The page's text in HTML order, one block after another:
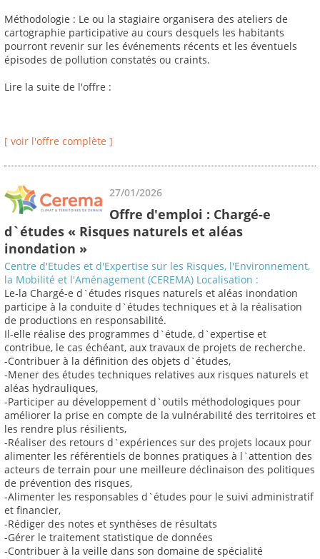
Méthodologie : Le ou la stagiaire organisera des ateliers de
cartographie participative au cours desquels les habitants
pourront revenir sur les événements récents et les éventuels
épisodes de pollution constatés ou craints.
Lire la suite de l'offre :
[ voir l'offre complète ]
27/01/2026
Offre d'emploi : Chargé-e
d`études « Risques naturels et aléas
inondation »
Centre d'Etudes et d'Expertise sur les Risques, l'Environnement,
la Mobilité et l'Aménagement (CEREMA) Localisation :
Le-la Chargé-e d`études risques naturels et aléas inondation
participe à la conduite d`études techniques et à la réalisation
de productions en responsabilité.
Il-elle réalise des programmes d`étude, d`expertise et
contribue, le cas échéant, aux travaux de projets de recherche.
-Contribuer à la définition des objets d`études,
-Mener des études techniques relatives aux risques naturels et
aléas hydrauliques,
-Participer au développement d`outils méthodologiques pour
améliorer la prise en compte de la vulnérabilité des territoires et
les rendre plus résilients,
-Réaliser des retours d`expériences sur des projets locaux pour
alimenter les référentiels de bonnes pratiques à l`attention des
acteurs de terrain pour une meilleure déclinaison des politiques
de prévention des risques,
-Alimenter les responsables d`études pour le suivi administratif
et financier,
-Rédiger des notes et synthèses de résultats
-Gérer le traitement statistique de données
-Contribuer à la veille dans son domaine de spécialité